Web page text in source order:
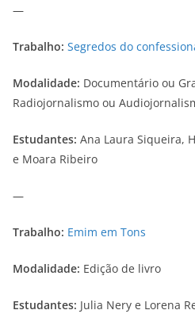
—
Trabalho: Segredos do
Modalidade: Documentário ou
Radiojornalismo ou
Estudantes: Ana Laura Siqueira,
e Moara Ribeiro
—
Trabalho: Emim em Tons
Modalidade: Edição de livro
Estudantes: Julia Nery e Lorena